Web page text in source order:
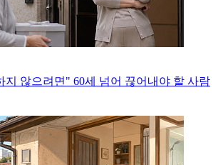
지 않으려면" 60세 넘어 끊어내야 할 사람